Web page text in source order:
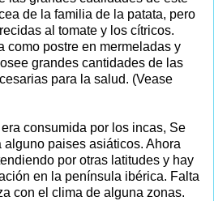
de la familia de la patata, pero
al tomate y los cítricos.
como postre en mermeladas y
grandes cantidades de las
para la salud. (Vease
consumida por los incas, Se
paises asiáticos. Ahora
por otras latitudes y hay
en la península ibérica. Falta
con el clima de alguna zonas.